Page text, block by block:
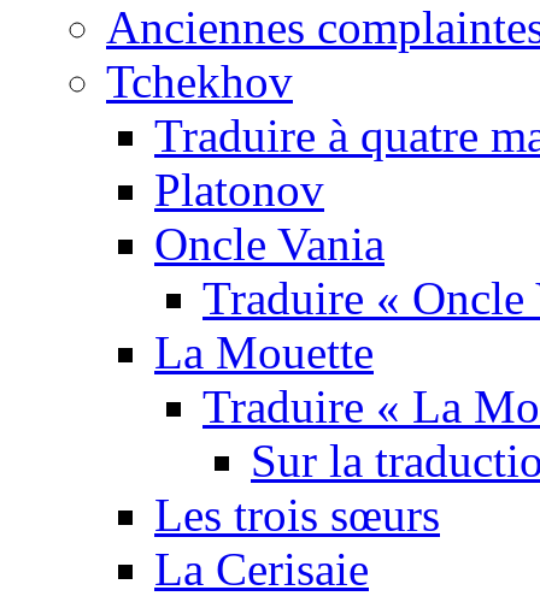
Anciennes
Tchekhov
Traduire à quatre
Platonov
Oncle Vania
Traduire « Oncle
La Mouette
Traduire « La
Sur la
Les trois sœurs
La Cerisaie